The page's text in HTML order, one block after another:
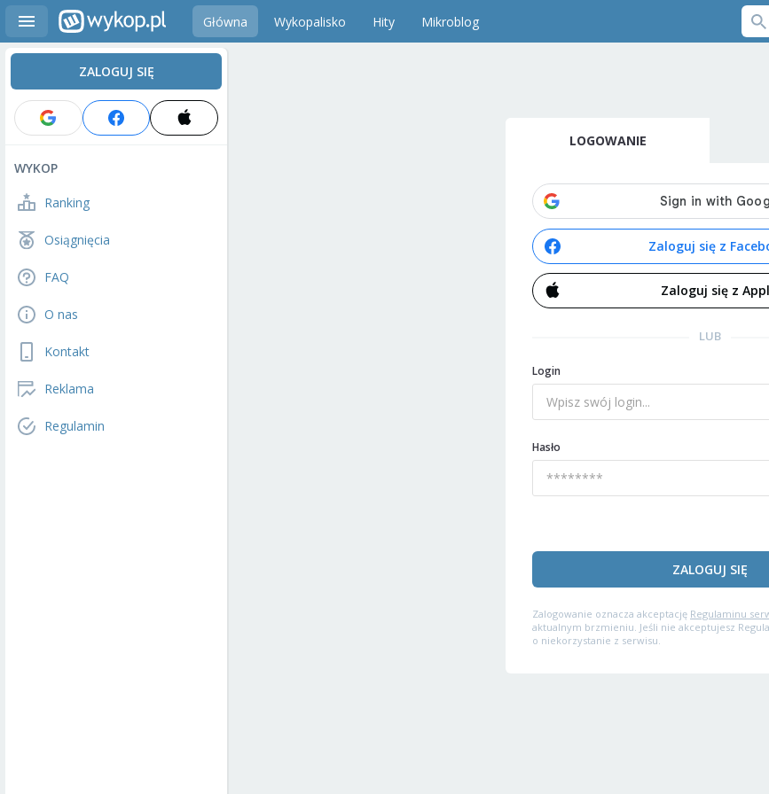
Główna Wykopalisko Hity Mikroblog
ZALOGUJ SIĘ
WYKOP
Ranking
Osiągnięcia
FAQ
O nas
Kontakt
Reklama
Regulamin
LOGOWANIE
Zaloguj się z
Zaloguj się z
LUB
Login
Hasło
ZALOGUJ SIĘ
Zalogowanie oznacza akceptację Regulaminu
aktualnym brzmieniu. Jeśli nie akceptujesz
o niekorzystanie z serwisu.